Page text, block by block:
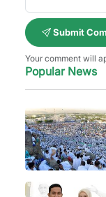
Submit
Your comment will
Popular News